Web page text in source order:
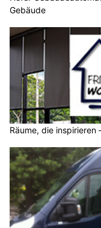
Gebäude
Räume, die inspirieren